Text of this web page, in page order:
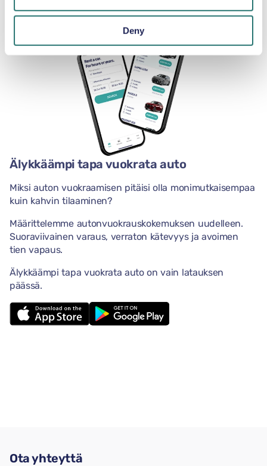
Deny
Älykkäämpi tapa vuokrata auto
Miksi auton vuokraamisen pitäisi olla monimutkaisempaa
kuin kahvin tilaaminen?
Määrittelemme autonvuokrauskokemuksen uudelleen.
Suoraviivainen varaus, verraton kätevyys ja avoimen
tien vapaus.
Älykkäämpi tapa vuokrata auto on vain latauksen
päässä.
Ota yhteyttä